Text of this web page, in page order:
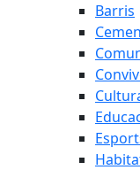
Barris